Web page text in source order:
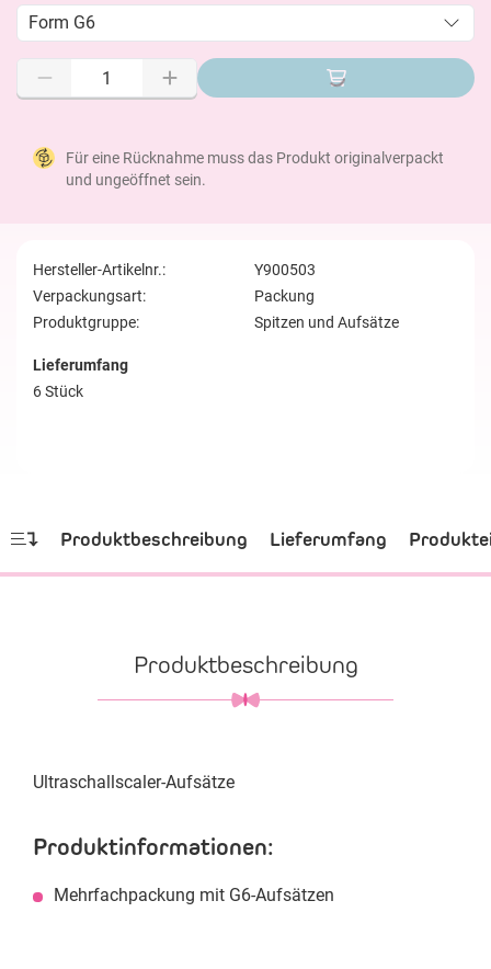
Form G6
Für eine Rücknahme muss das Produkt originalverpackt
und ungeöffnet sein.
Hersteller-Artikelnr.:
Y900503
Verpackungsart:
Packung
Produktgruppe:
Spitzen und Aufsätze
Lieferumfang
6 Stück
Produktbeschreibung Lieferumfang
Produktbeschreibung
Ultraschallscaler-Aufsätze
Produktinformationen:
Mehrfachpackung mit G6-Aufsätzen